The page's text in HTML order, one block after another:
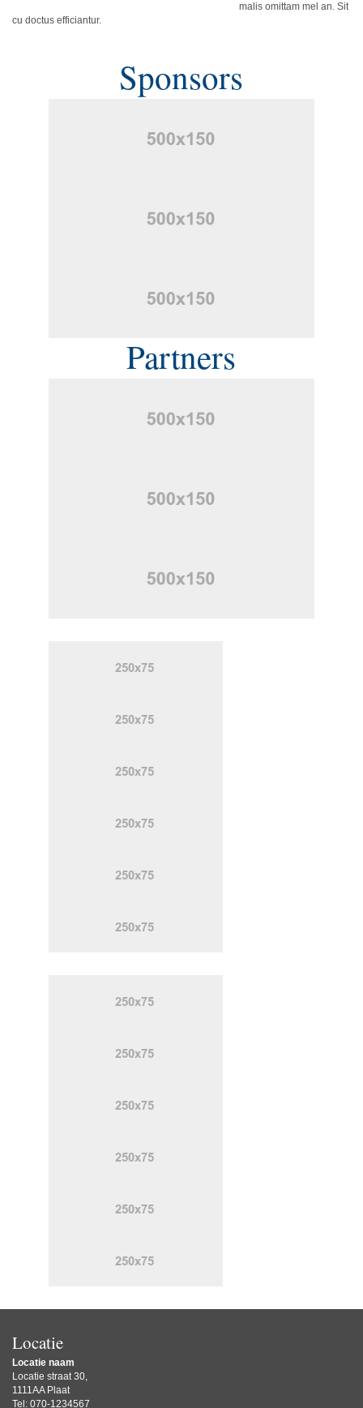
malis omittam mel an. Sit
cu doctus efficiantur.
Sponsors
Partners
Locatie
Locatie naam
Locatie straat 30,
1111AA Plaat
Tel: 070-1234567